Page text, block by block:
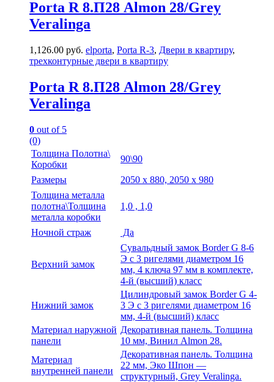
Porta R 8.П28 Almon 28/Grey
Veralinga
1,126.00 руб. elporta, Porta R-3, Двери в квартиру,
трехконтурные двери в квартиру
Porta R 8.П28 Almon 28/Grey
Veralinga
0 out of 5
(0)
Толщина Полотна\
Коробки
90\90
Размеры
2050 х 880, 2050 х 980
Толщина металла
полотна\Толщина
металла коробки
1,0 , 1,0
Ночной страж Да
Верхний замок
Сувальдный замок Border G 8-6
Э с 3 ригелями диаметром 16
мм, 4 ключа 97 мм в комплекте,
4-й (высший) класс
Нижний замок
Цилиндровый замок Border G 4-
3 Э с 3 ригелями диаметром 16
мм, 4-й (высший) класс
Материал наружной
панели
Декоративная панель. Толщина
10 мм, Винил Almon 28.
Материал
внутренней панели
Декоративная панель. Толщина
22 мм, Эко Шпон —
структурный, Grey Veralinga.